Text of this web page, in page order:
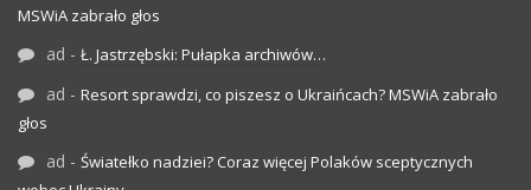
MSWiA zabrało głos
ad - Ł. Jastrzębski: Pułapka archiwów…
ad - Resort sprawdzi, co piszesz o Ukraińcach? MSWiA zabrało
głos
ad - Światełko nadziei? Coraz więcej Polaków sceptycznych